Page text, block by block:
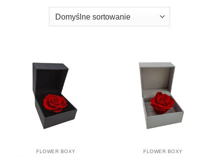
FLOWER BOXY FLOWER BOXY